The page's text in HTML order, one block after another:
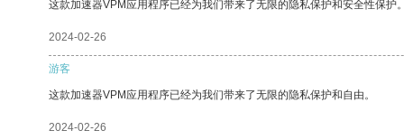
这款加速器VPM应用程序已经为我们带来了无限的隐私保护和安全性保护
2024-02-26
游客
这款加速器VPM应用程序已经为我们带来了无限的隐私保护和自由。
2024-02-26